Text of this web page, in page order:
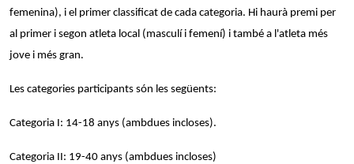
femenina), i el primer classificat de cada categoria. Hi haurà premi per
al primer i segon atleta local (masculí i femení) i també a l'atleta més
jove i més gran.
Les categories participants són les següents:
Categoria I: 14-18 anys (ambdues incloses).
Categoria II: 19-40 anys (ambdues incloses)